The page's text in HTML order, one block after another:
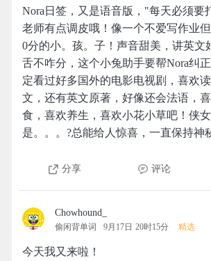
Nora日签，又是语音版，"每天必须要
老师有点调皮哦！像一个不爱写作业
0分的小。孩。子！声音甜美，讲英文
舌不咋分，这个小兔助手要帮Nora纠
定看过好多国外的电影电视剧，喜欢
文，还有英文原著，好像还会法语，
食，喜欢养生，喜欢小花小草吧！侠
是。。。?总能给人惊喜，一直保持神
分享 评论
Chowhound_
偷闲背单词 9月17日 20时15分 精选
今天我又来啦！